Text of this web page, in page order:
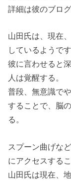
詳細は彼のブロ
山田氏は、現在
しているようです
彼に言わせると
人は覚醒する。
普段、無意識で
することで、脳
る。
スプーン曲げな
にアクセスする
山田氏は現在、